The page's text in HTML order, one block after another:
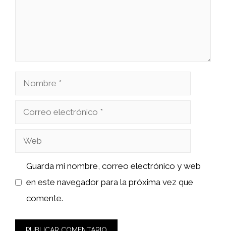
Nombre
Correo
Web
Guarda mi nombre, correo electrónico y web
en este navegador para la próxima vez que
comente.